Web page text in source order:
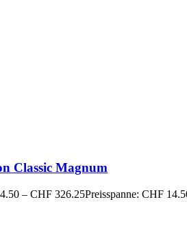
Classic Magnum
– CHF 326.25Preisspanne: CHF